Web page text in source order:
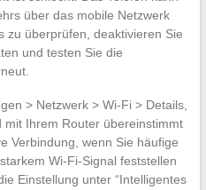
über das mobile Netzwerk
zu überprüfen, deaktivieren Sie
und testen Sie die
> Netzwerk > Wi-Fi > Details,
Ihrem Router übereinstimmt
Verbindung, wenn Sie häufige
Wi-Fi-Signal feststellen
Einstellung unter “Intelligentes